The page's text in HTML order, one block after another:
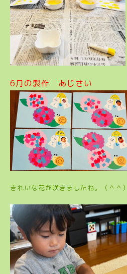
6月の製作 あじさい
きれいな花が咲きましたね。（＾＾）